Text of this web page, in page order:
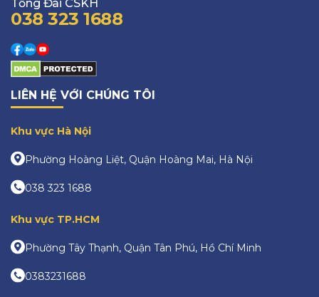
Tổng Đài CSKH
038 323 1688
LIÊN HỆ VỚI CHÚNG TÔI
Khu vực Hà Nội
Phường Hoàng Liệt, Quận Hoàng Mai, Hà Nội
038 323 1688
Khu vực TP.HCM
Phường Tây Thạnh, Quận Tân Phú, Hồ Chí Minh
0383231688